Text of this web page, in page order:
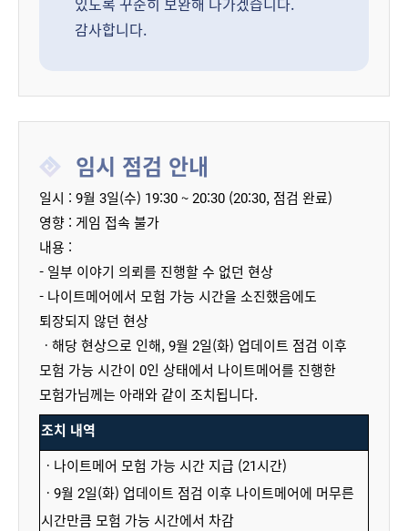
감사합니다.
임시 점검 안내
일시 : 9월 3일(수) 19:30 ~ 20:30 (20:30, 점검 완료)
영향 : 게임 접속 불가
내용 :
- 일부 이야기 의뢰를 진행할 수 없던 현상
- 나이트메어에서 모험 가능 시간을 소진했음에도
퇴장되지 않던 현상
ㆍ해당 현상으로 인해, 9월 2일(화) 업데이트 점검 이후
모험 가능 시간이 0인 상태에서 나이트메어를 진행한
모험가님께는 아래와 같이 조치됩니다.
조치 내역
ㆍ나이트메어 모험 가능 시간 지급 (21시간)
ㆍ9월 2일(화) 업데이트 점검 이후 나이트메어에 머무른
시간만큼 모험 가능 시간에서 차감